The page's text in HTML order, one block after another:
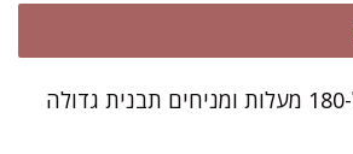
מחממים תנור ל-180 מעלות ומניחים תבנית גדולה